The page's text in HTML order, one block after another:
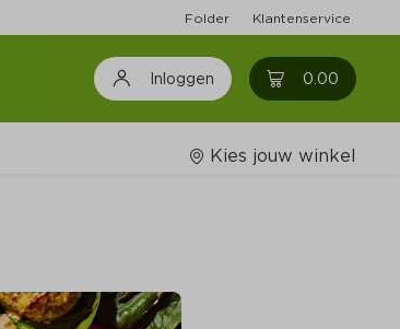
Folder Klantenservice
Inloggen 0.00 0
Kies jouw winkel